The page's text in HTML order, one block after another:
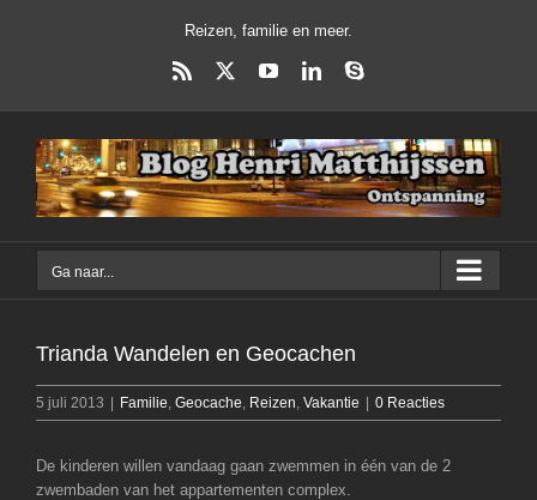
Reizen, familie en meer.
Rss YouTubeLinkedInSkype
Ga naar...
Trianda Wandelen en Geocachen
5 juli 2013 | Familie, Geocache, Reizen, Vakantie | 0 Reacties
De kinderen willen vandaag gaan zwemmen in één van de 2
zwembaden van het appartementen complex.